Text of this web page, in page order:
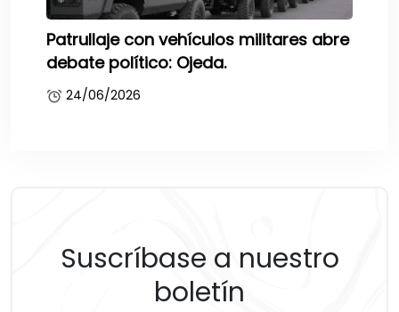
Patrullaje con vehículos militares abre
debate político: Ojeda.
24/06/2026
Suscríbase a nuestro
boletín